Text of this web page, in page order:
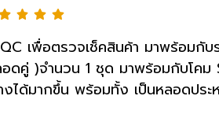
QC เพื่อตรวจเช็คสินค้า มาพร้อมกั
ดคู่ )จำนวน 1 ชุด มาพร้อมกับโคม
งได้มากขึ้น พร้อมทั้ง เป็นหลอดปร